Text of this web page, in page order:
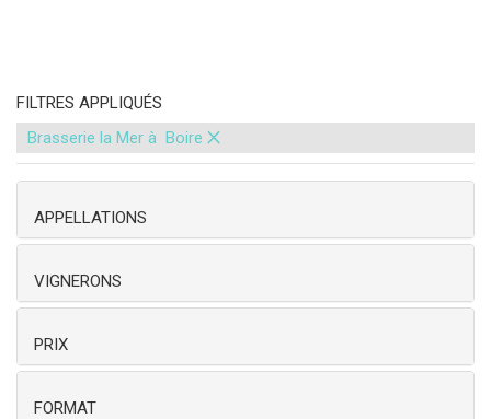
FILTRES APPLIQUÉS
Brasserie la Mer à Boire ×
APPELLATIONS
VIGNERONS
PRIX
FORMAT